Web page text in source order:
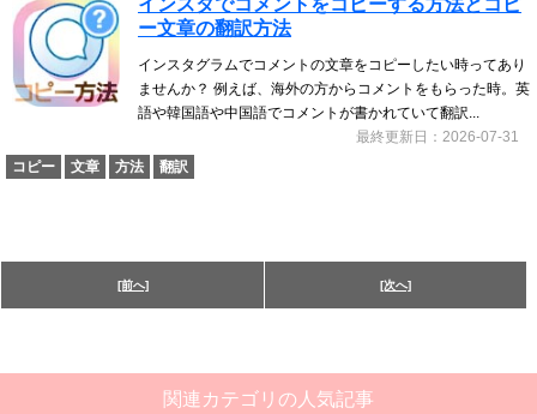
インスタでコメントをコピーする方法とコピ
ー文章の翻訳方法
インスタグラムでコメントの文章をコピーしたい時ってあり
ませんか？ 例えば、海外の方からコメントをもらった時。英
語や韓国語や中国語でコメントが書かれていて翻訳...
最終更新日：2026-07-31
コピー
文章 方法 翻訳
[前へ] [次へ]
関連カテゴリの人気記事